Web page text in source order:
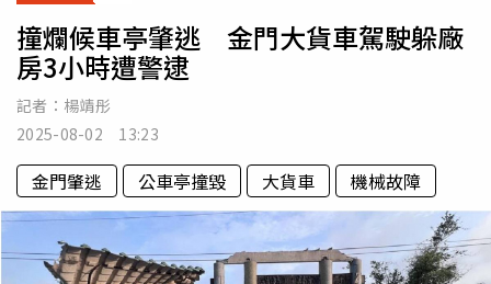
撞爛候車亭肇逃 金門大貨車駕駛躲廠
房3小時遭警逮
記者： 楊靖彤
2025-08-02 13:23
金門肇逃 公車亭撞毀 大貨車 機械故障